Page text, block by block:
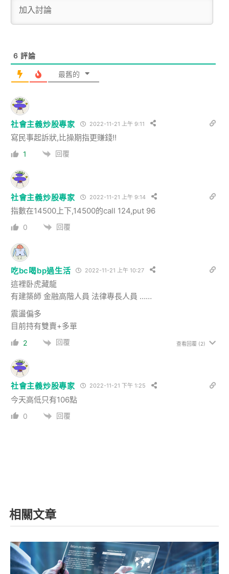
6 評論
最舊的
社會主義炒股專家 2022-11-21 上午 9:11
寫民事起訴狀,比操期指更赚錢!!
1 回覆
社會主義炒股專家 2022-11-21 上午 9:14
指數在14500上下,14500的call 124,put 96
0 回覆
吃bc喝bp過生活 2022-11-21 上午 10:27
這裡卧虎藏龍
有建築師 金融高階人員 法律專長人員 ……
震盪偏多
目前持有雙賣+多單
2 回覆 查看回覆 (2)
社會主義炒股專家 2022-11-21 下午 1:25
今天高低只有106點
0 回覆
相關文章